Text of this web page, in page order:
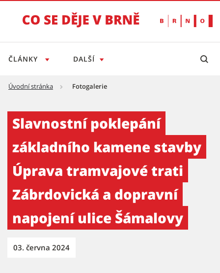
ČLÁNKY DALŠÍ
Úvodní stránka Fotogalerie
Slavnostní poklepání
základního kamene stavby
Úprava tramvajové trati
Zábrdovická a dopravní
napojení ulice Šámalovy
03. června 2024